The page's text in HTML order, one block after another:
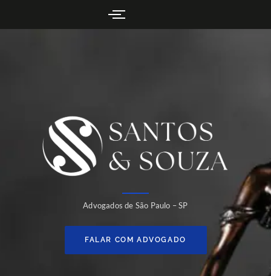
Advogados de São Paulo – SP
FALAR COM ADVOGADO